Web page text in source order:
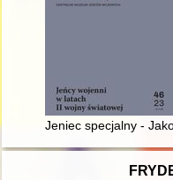
Jeniec specjalny -